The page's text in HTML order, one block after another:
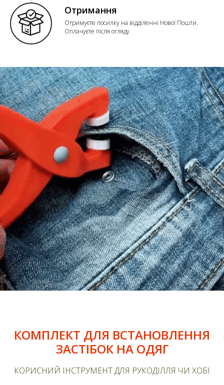
Отримання
Отримуєте посилку на відділенні Нової Пошти.
Оплачуєте після огляду
КОМПЛЕКТ ДЛЯ ВСТАНОВЛЕННЯ
ЗАСТІБОК НА ОДЯГ
КОРИСНИЙ ІНСТРУМЕНТ ДЛЯ РУКОДІЛЛЯ ЧИ ХОБІ